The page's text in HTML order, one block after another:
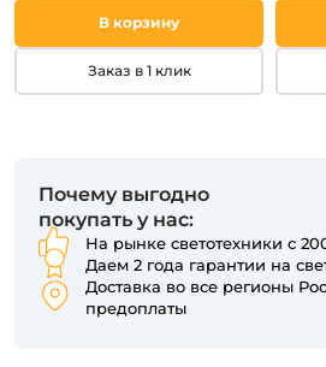
В корзину
Заказ в 1 клик
Почему выгодно
покупать у нас:
На рынке светотехники с
Даем 2 года гарантии на
Доставка во все регионы
предоплаты